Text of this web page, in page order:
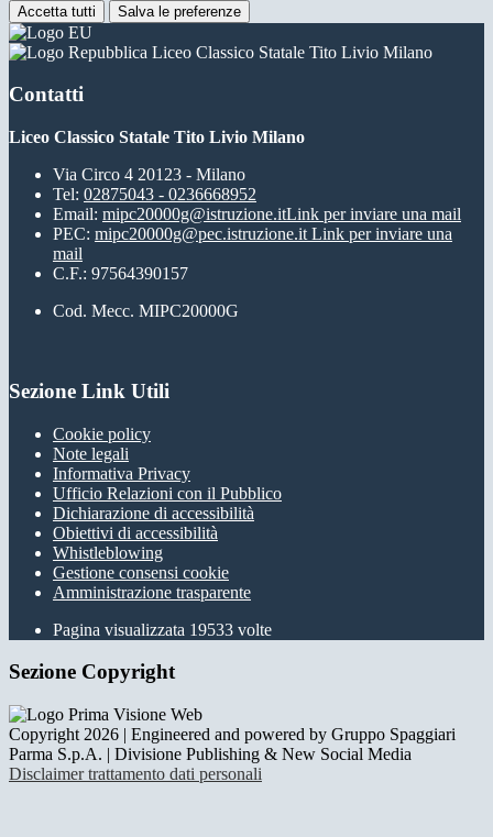
Accetta tutti Salva le preferenze
Liceo Classico Statale Tito Livio Milano
Contatti
Liceo Classico Statale Tito Livio Milano
Via Circo 4 20123 - Milano
Tel: 02875043 - 0236668952
Email: mipc20000g@istruzione.itLink per inviare una mail
PEC: mipc20000g@pec.istruzione.it Link per inviare una
mail
C.F.: 97564390157
Cod. Mecc. MIPC20000G
Sezione Link Utili
Cookie policy
Note legali
Informativa Privacy
Ufficio Relazioni con il Pubblico
Dichiarazione di accessibilità
Obiettivi di accessibilità
Whistleblowing
Gestione consensi cookie
Amministrazione trasparente
Pagina visualizzata 19533 volte
Sezione Copyright
Copyright 2026 | Engineered and powered by Gruppo Spaggiari
Parma S.p.A. | Divisione Publishing & New Social Media
Disclaimer trattamento dati personali